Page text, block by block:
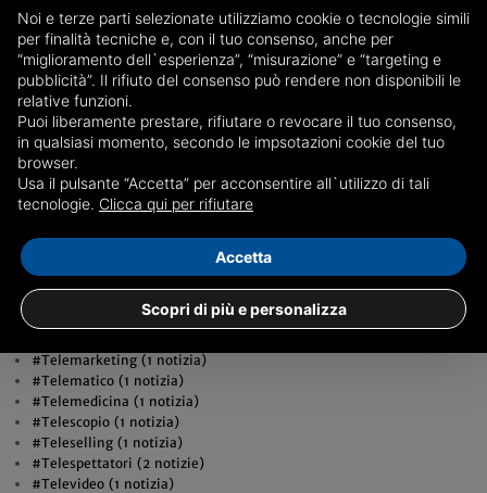
#teatro bellini (1 notizia)
#Tecnica del buco (1 notizia)
#tecnici (1 notizia)
#Tecnico (1 notizia)
#tecnologia (14 notizie)
#TED (1 notizia)
#Tedesche (1 notizia)
#Tedeschi (1 notizia)
#Tedesco (1 notizia)
#Tel Avis (1 notizia)
#Tel Aviv (3 notizie)
#telecamere (1 notizia)
#telefonino (1 notizia)
#Telefono (1 notizia)
#Telefono Azzurro (1 notizia)
#Telemarketing (1 notizia)
#Telematico (1 notizia)
#Telemedicina (1 notizia)
#Telescopio (1 notizia)
#Teleselling (1 notizia)
#Telespettatori (2 notizie)
#Televideo (1 notizia)
Noi e terze parti selezionate utilizziamo cookie o tecnologie simili
per finalità tecniche e, con il tuo consenso, anche per
“miglioramento dell`esperienza”, “misurazione” e “targeting e
pubblicità”. Il rifiuto del consenso può rendere non disponibili le
relative funzioni.
Puoi liberamente prestare, rifiutare o revocare il tuo consenso,
in qualsiasi momento, secondo le impsotazioni cookie del tuo
browser.
Usa il pulsante “Accetta” per acconsentire all`utilizzo di tali
tecnologie. Clicca qui per rifiutare
Scopri di più e personalizza
Accetta